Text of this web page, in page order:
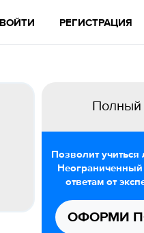
ВОЙТИ РЕГИСТРАЦИЯ
Полный
Позволит
Неограниченный
ответам от
ОФОРМИ